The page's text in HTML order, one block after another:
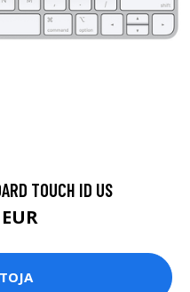
TOUCH ID US